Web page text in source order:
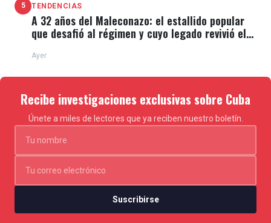
5 TENDENCIAS
A 32 años del Maleconazo: el estallido popular
que desafió al régimen y cuyo legado revivió el
Ayer
Recibe investigaciones exclusivas sobre Cuba
Únete a miles de lectores que ya reciben nuestro boletín.
Suscribirse